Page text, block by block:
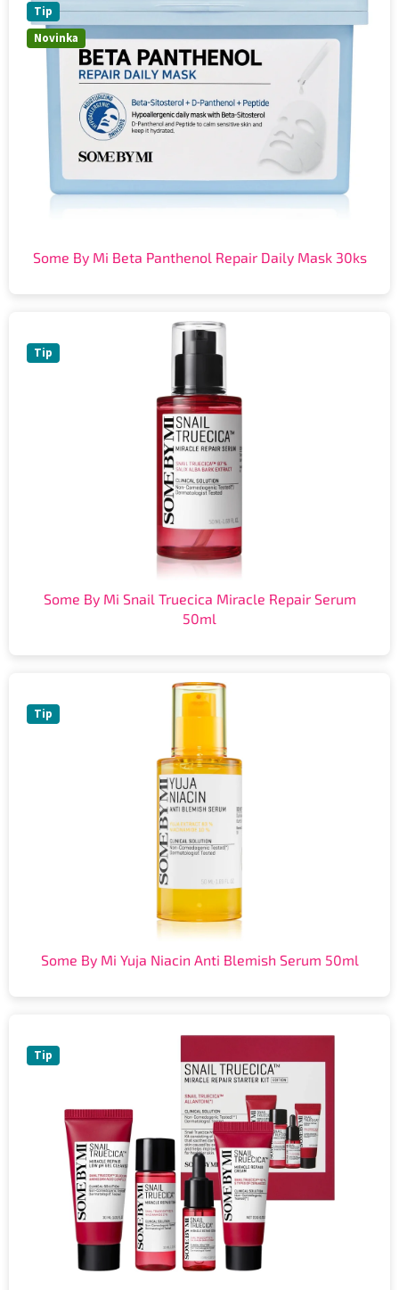
Novinka
Tip
Some By Mi Beta Panthenol Repair Daily Mask 30ks
Tip
Some By Mi Snail Truecica Miracle Repair Serum
50ml
Tip
Some By Mi Yuja Niacin Anti Blemish Serum 50ml
Tip